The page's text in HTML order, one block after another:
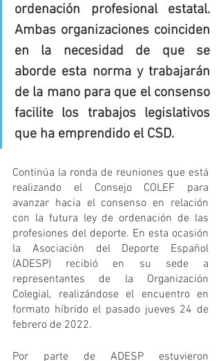
ordenación profesional estatal.
Ambas organizaciones coinciden
en la necesidad de que se
aborde esta norma y trabajarán
de la mano para que el consenso
facilite los trabajos legislativos
que ha emprendido el CSD.
Continúa la ronda de reuniones que está
realizando el Consejo COLEF para
avanzar hacia el consenso en relación
con la futura ley de ordenación de las
profesiones del deporte. En esta ocasión
la Asociación del Deporte Español
(ADESP) recibió en su sede a
representantes de la Organización
Colegial, realizándose el encuentro en
formato híbrido el pasado jueves 24 de
febrero de 2022.
Por parte de ADESP estuvieron